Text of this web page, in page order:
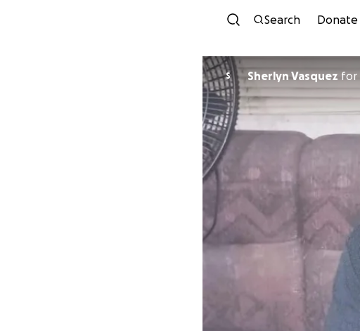
Search Donate
S Sherlyn Vasquez for